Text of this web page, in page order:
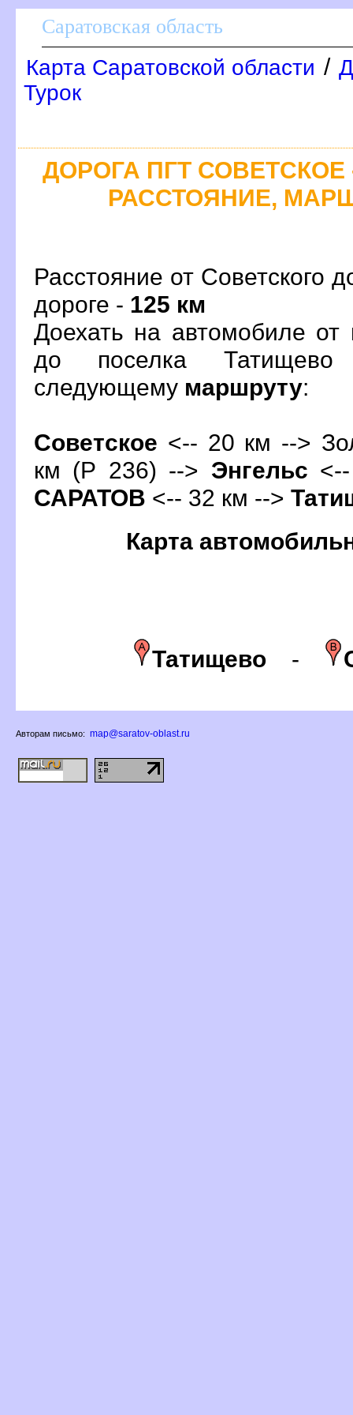
Саратовская область
Карта Саратовской области /
Турок
ДОРОГА ПГТ СОВЕТСКОЕ
РАССТОЯНИЕ,
Расстояние от Советского
дороге - 125 км
Доехать на автомобиле от
до поселка
следующему маршруту:
Советское <-- 20 км -->
км (Р 236) --> Энгельс
САРАТО <-- 32 км -->
Карта
Татищево-
Авторам письмо: map@saratov-oblast.ru